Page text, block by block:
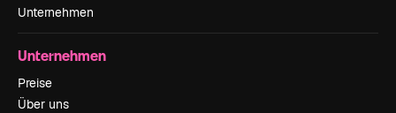
Unternehmen
Unternehmen
Preise
Über uns